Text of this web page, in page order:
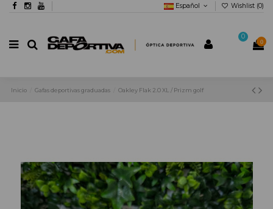
Español Wishlist (0)
0
0
Inicio Gafas deportivas graduadas Oakley Flak 2.0 XL / Prizm golf